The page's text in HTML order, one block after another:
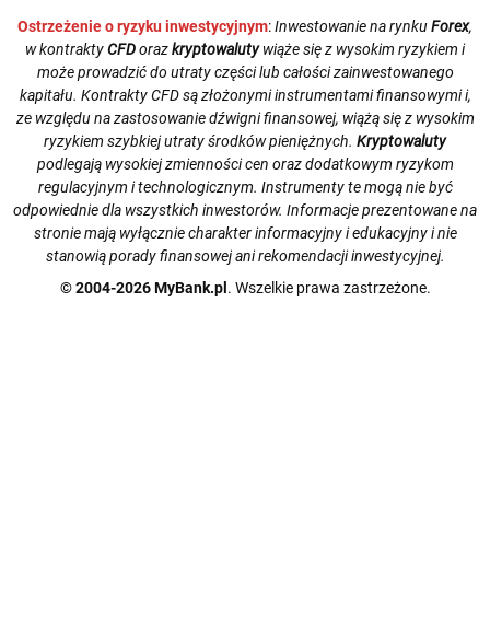
Ostrzeżenie o ryzyku inwestycyjnym:Inwestowanie na rynkuForex,
w kontraktyCFDorazkryptowalutywiąże się z wysokim ryzykiem i
może prowadzić do utraty części lub całości zainwestowanego
kapitału. Kontrakty CFD są złożonymi instrumentami finansowymi i,
ze względu na zastosowanie dźwigni finansowej, wiążą się z wysokim
ryzykiem szybkiej utraty środków pieniężnych. Kryptowaluty
podlegają wysokiej zmienności cen oraz dodatkowym ryzykom
regulacyjnym i technologicznym. Instrumenty te mogą nie być
odpowiednie dla wszystkich inwestorów. Informacje prezentowane na
stronie mają wyłącznie charakter informacyjny i edukacyjny i nie
stanowią porady finansowej ani rekomendacji inwestycyjnej.
© 2004-2026 MyBank.pl . Wszelkie prawa zastrzeżone.